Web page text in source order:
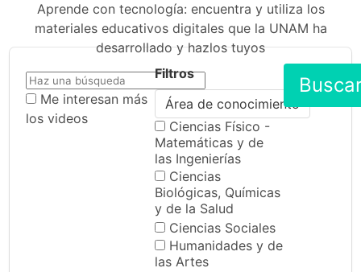
Aprende con tecnología: encuentra y utiliza los
materiales educativos digitales que la UNAM ha
desarrollado y hazlos tuyos
Me interesan más
los videos
Filtros
Área de conocimiento
Ciencias Físico -
Matemáticas y de
las Ingenierías
Ciencias
Biológicas, Químicas
y de la Salud
Ciencias Sociales
Humanidades y de
las Artes